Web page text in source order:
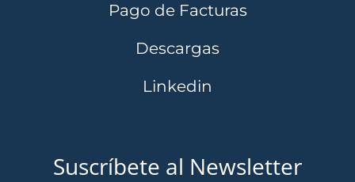
Pago de Facturas
Descargas
Linkedin
Suscríbete al Newsletter